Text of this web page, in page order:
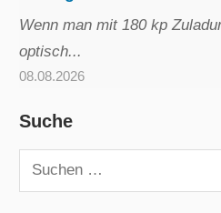
Wenn man mit 180 kp
optisch...
08.08.2026
Suche
Suchen
nach: